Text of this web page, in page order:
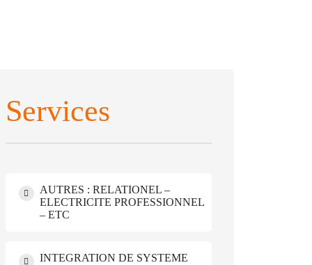
Services
AUTRES : RELATIONEL –
ELECTRICITE PROFESSIONNEL
– ETC
INTEGRATION DE SYSTEME